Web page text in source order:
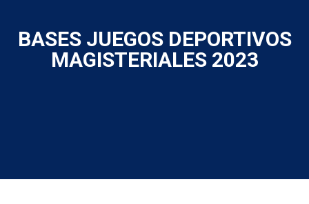
BASES JUEGOS DEPORTIVOS
MAGISTERIALES 2023